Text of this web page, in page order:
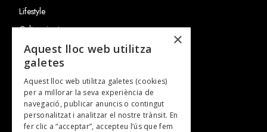
Lifestyle
Cultura i art
Entrevistes
Gastronomia
TV
Plans per fer
Revistes
×
Aquest lloc web utilitza
galetes
Aquest lloc web utilitza galetes (cookies)
per a millorar la seva experiència de
navegació, publicar anuncis o contingut
personalitzat i analitzar el nostre trànsit. En
fer clic a “acceptar”, accepteu l’ús que fem